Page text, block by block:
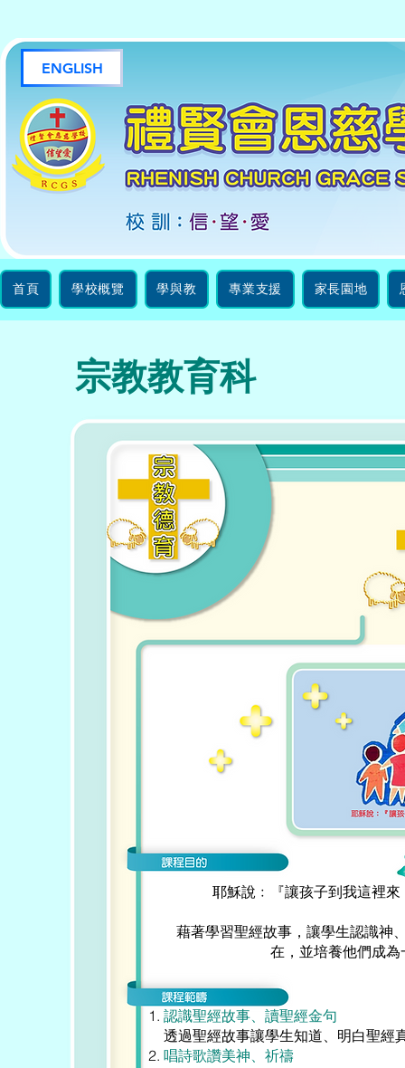
禮賢
ENGLISH
首頁 學校概覽 學與教 專業支援 家長園地
宗教教育科
耶穌說﹕『讓孩子到我這裡
藉著學習聖經故事，讓學生認識神
在，並培養他們成
認識聖經故事、讀聖經金句
透過聖經故事讓學生知道、明白聖經
唱詩歌讚美神、祈禱